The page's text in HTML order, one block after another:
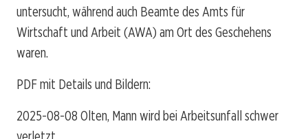
untersucht, während auch Beamte des Amts für
Wirtschaft und Arbeit (AWA) am Ort des Geschehens
waren.
PDF mit Details und Bildern:
2025-08-08 Olten, Mann wird bei Arbeitsunfall schwer